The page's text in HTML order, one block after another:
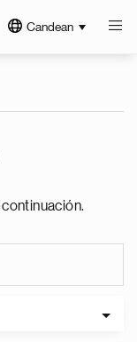
Candean